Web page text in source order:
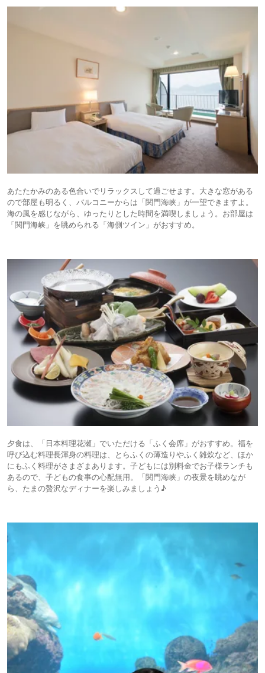
あたたかみのある色合いでリラックスして過ごせます。大きな窓がある
ので部屋も明るく、バルコニーからは「関門海峡」が一望できますよ。
海の風を感じながら、ゆったりとした時間を満喫しましょう。お部屋は
「関門海峡」を眺められる「海側ツイン」がおすすめ。
夕食は、「日本料理花瀬」でいただける「ふく会席」がおすすめ。福を
呼び込む料理長渾身の料理は、とらふくの薄造りやふく雑炊など、ほか
にもふく料理がさまざまあります。子どもには別料金でお子様ランチも
あるので、子どもの食事の心配無用。「関門海峡」の夜景を眺めなが
ら、たまの贅沢なディナーを楽しみましょう♪